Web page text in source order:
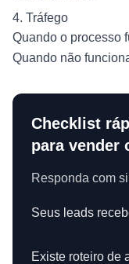
Tráfego
Quando o processo
Quando não
Checklist
para vender
Responda com
Seus leads
Existe roteiro de